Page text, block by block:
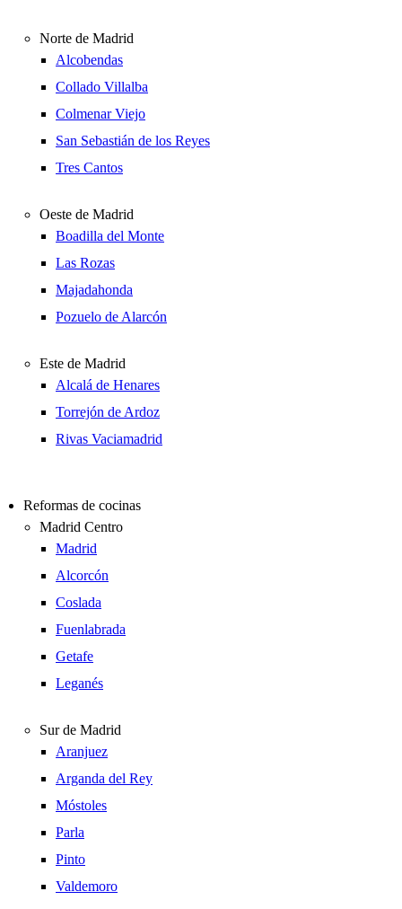
Norte de Madrid
Alcobendas
Collado Villalba
Colmenar Viejo
San Sebastián de los Reyes
Tres Cantos
Oeste de Madrid
Boadilla del Monte
Las Rozas
Majadahonda
Pozuelo de Alarcón
Este de Madrid
Alcalá de Henares
Torrejón de Ardoz
Rivas Vaciamadrid
Reformas de cocinas
Madrid Centro
Madrid
Alcorcón
Coslada
Fuenlabrada
Getafe
Leganés
Sur de Madrid
Aranjuez
Arganda del Rey
Móstoles
Parla
Pinto
Valdemoro